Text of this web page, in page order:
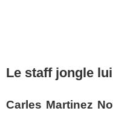
Le staff jongle
Carles Martinez